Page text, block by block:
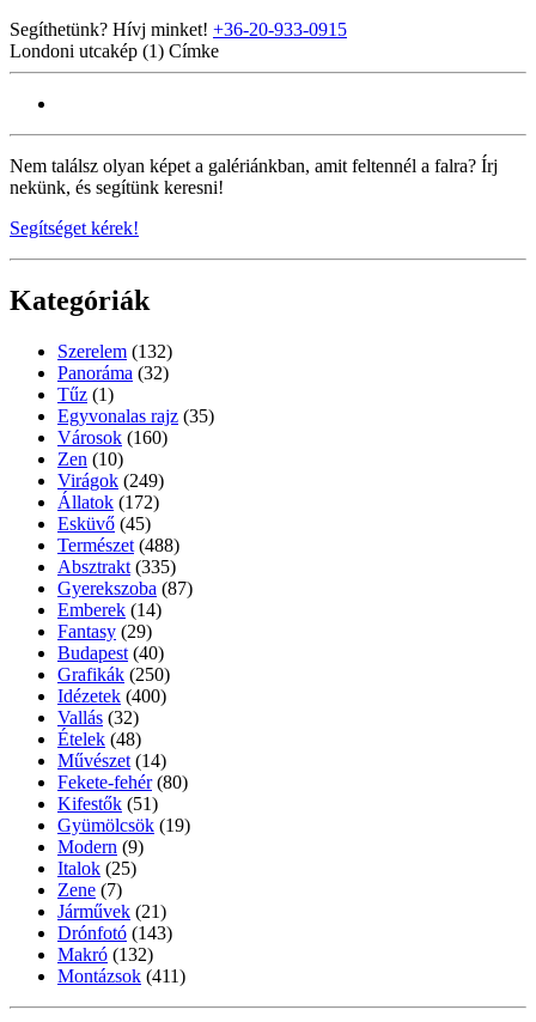
Segíthetünk? Hívj minket! +36-20-933-0915
Londoni utcakép (1) Címke
Nem találsz olyan képet a galériánkban, amit feltennél a falra? Írj
nekünk, és segítünk keresni!
Segítséget kérek!
Kategóriák
Szerelem (132)
Panoráma (32)
Tűz (1)
Egyvonalas rajz (35)
Városok (160)
Zen (10)
Virágok (249)
Állatok (172)
Esküvő (45)
Természet (488)
Absztrakt (335)
Gyerekszoba (87)
Emberek (14)
Fantasy (29)
Budapest (40)
Grafikák (250)
Idézetek (400)
Vallás (32)
Ételek (48)
Művészet (14)
Fekete-fehér (80)
Kifestők (51)
Gyümölcsök (19)
Modern (9)
Italok (25)
Zene (7)
Járművek (21)
Drónfotó (143)
Makró (132)
Montázsok (411)